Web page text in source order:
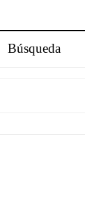
Búsqueda